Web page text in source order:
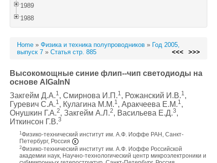
1989
1988
Home » Физика и техника полупроводников » Год 2005,
выпуск 7 » Статья стр. 885 <<< >>>
Высокомощные синие флип--чип светодиоды на
основе AlGaInN
Закгейм Д.А.1, Смирнова И.П.1, Рожанский И.В.1,
Гуревич С.А.1, Кулагина М.М.1, Аракчеева Е.М.1,
Онушкин Г.А.2, Закгейм А.Л.2, Васильева Е.Д.3,
Иткинсон Г.В.3
1 Физико-технический институт им. А.Ф. Иоффе РАН, Санкт-
Петербург, Россия
2Физико-технический институт им. А.Ф. Иоффе Российской
академии наук, Научно-технологический центр микроэлектроники и